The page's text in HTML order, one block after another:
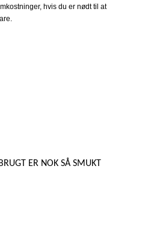
hvis du er nødt til at
NOK SÅ SMUKT